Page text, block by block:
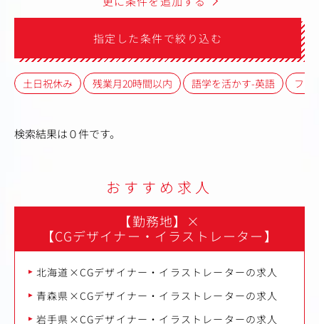
指定した条件で絞り込む
土日祝休み 残業月20時間以内 語学を活かす-英語 フレ
検索結果は０件です。
おすすめ求人
【勤務地】
×
【CGデザイナー・イラストレーター】
北海道×CGデザイナー・イラストレーターの求人
青森県×CGデザイナー・イラストレーターの求人
岩手県×CGデザイナー・イラストレーターの求人